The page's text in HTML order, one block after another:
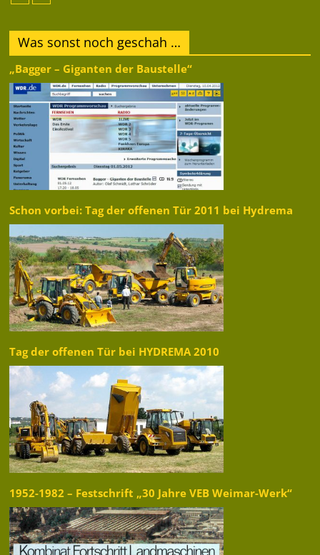
Was sonst noch geschah …
„Bagger – Giganten der Baustelle“
Schon vorbei: Tag der offenen Tür 2011 bei Hydrema
Tag der offenen Tür bei HYDREMA 2010
1952-1982 – Festschrift „30 Jahre VEB Weimar-Werk“